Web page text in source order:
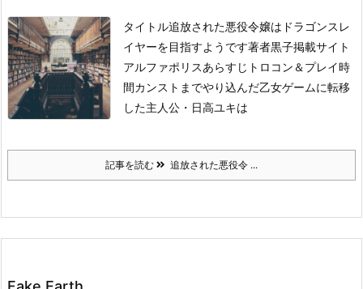
タイトル追放された悪役令嬢はドラゴンスレ
イヤーを目指すようです著者黒子掲載サイト
アルファポリスあらすじ トロコン＆プレイ時
間カンストまでやり込んだ乙女ゲームに転移
した主人公・日高ユキは
記事を読む 追放された悪役令 ...